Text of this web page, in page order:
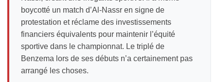
boycotté un match d’Al-Nassr en signe de
protestation et réclame des investissements
financiers équivalents pour maintenir l’équité
sportive dans le championnat. Le triplé de
Benzema lors de ses débuts n’a certainement pas
arrangé les choses.